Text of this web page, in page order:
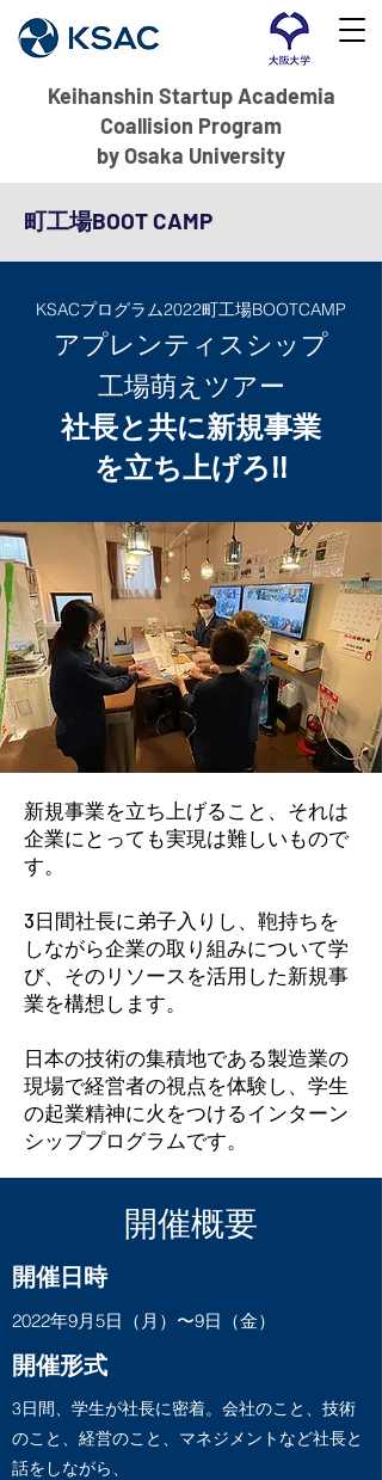
Keihanshin Startup Academia
Coallision Program
by Osaka University
町工場BOOT CAMP
KSACプログラム2022町工場BOOTCAMP
アプレンティスシップ
工場萌えツアー
社長と共に新規事業
を立ち上げろ!!
新規事業を立ち上げること、それは
企業にとっても実現は難しいもので
す。
3日間社長に弟子入りし、鞄持ちを
しながら企業の取り組みについて学
び、そのリソースを活用した新規事
業を構想します。
日本の技術の集積地である製造業の
現場で経営者の視点を体験し、学生
の起業精神に火をつけるインターン
シッププログラムです。
開催概要
開催日時
2022年9月5日（月）〜9日（金）
開催形式
3日間、学生が社長に密着。会社のこと、技術
のこと、経営のこと、マネジメントなど社長と
話をしながら、